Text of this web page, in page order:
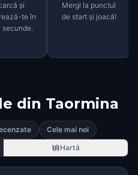
și
te în
Mergi la punctul
de start și joacă!
din Taormina
Cele mai noi
Hartă